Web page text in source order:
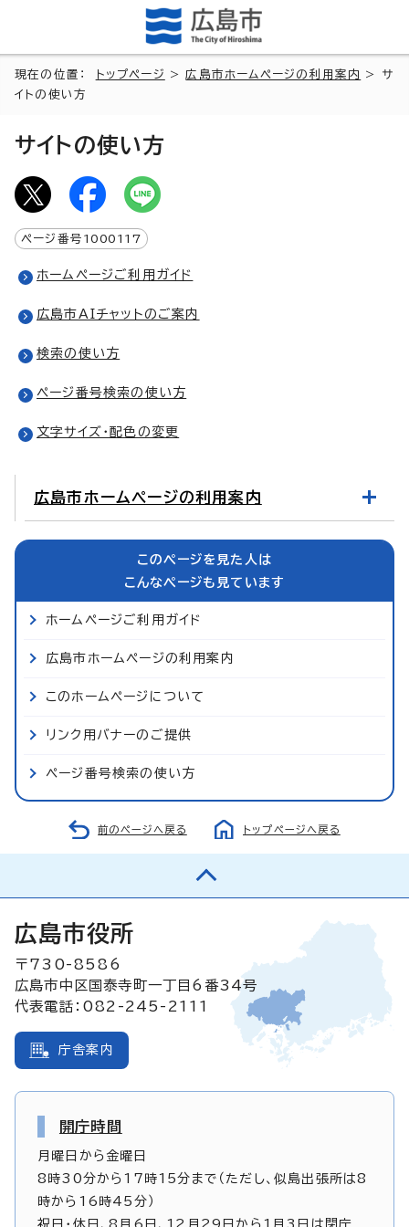
現在の位置： トップページ >広島市ホームページの利用案内
> サ
イトの使い方
サイトの使い方
ページ番号 1000117
ホームページご利用ガイド
広島市AIチャットのご案内
検索の使い方
ページ番号検索の使い方
文字サイズ・配色の変更
広島市ホームページの利用案内
このページを見た人は
こんなページも見ています
ホームページご利用ガイド
広島市ホームページの利用案内
このホームページについて
リンク用バナーのご提供
ページ番号検索の使い方
前のページへ戻る トップページへ戻る
広島市役所
〒730-8586
広島市中区国泰寺町一丁目6番34号
代表電話：082-245-2111
庁舎案内
開庁時間
月曜日から金曜日
8時30分から17時15分まで（ただし、似島出張所は8
時から16時45分）
祝日・休日、8月6日、12月29日から1月3日は閉庁